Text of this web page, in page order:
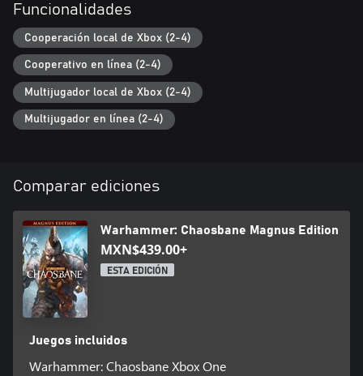
Funcionalidades
Cooperación local de Xbox (2-4)
Cooperativo en línea (2-4)
Multijugador local de Xbox (2-4)
Multijugador en línea (2-4)
Comparar ediciones
Warhammer: Chaosbane Magnus Edition
MXN$439.00+
ESTA EDICIÓN
Juegos incluidos
Warhammer: Chaosbane Xbox One